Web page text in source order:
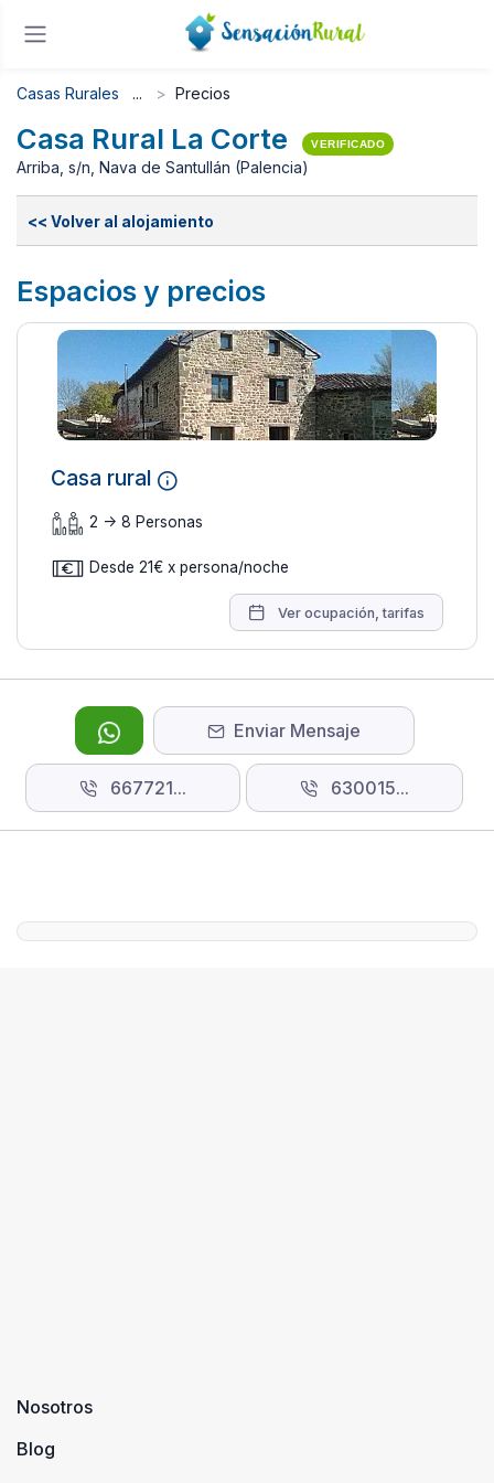
Casas Rurales Precios
Casa Rural La Corte VERIFICADO
Arriba, s/n, Nava de Santullán (Palencia)
<< Volver al alojamiento
Espacios y precios
Casa rural
2 -> 8 Personas
Desde 21€ x persona/noche
Ver ocupación, tarifas
Enviar Mensaje
667721... 630015...
Nosotros
Blog